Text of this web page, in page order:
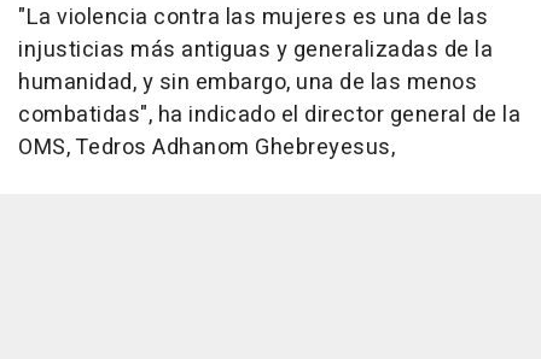
"La violencia contra las mujeres es una de las
injusticias más antiguas y generalizadas de la
humanidad, y sin embargo, una de las menos
combatidas", ha indicado el director general de la
OMS, Tedros Adhanom Ghebreyesus,